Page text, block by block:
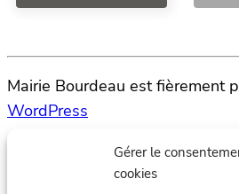
Gérer le
cookies
Mairie Bourdeau est fièrement
WordPress